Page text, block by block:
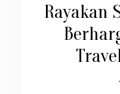
Rayakan